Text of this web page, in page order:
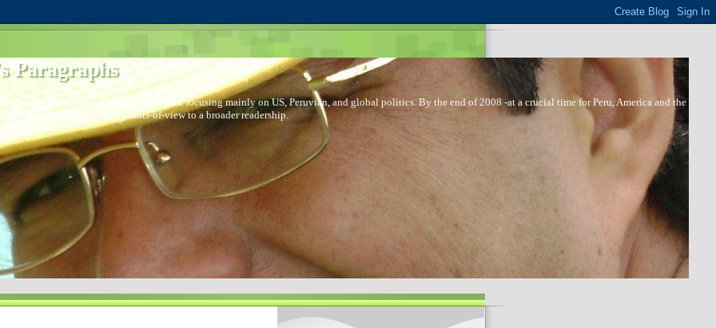
Paragraphs
I started to distribute comments via email focusing mainly on US, Peruvian, and global politics. By the end of 2008 -at a crucial time for Peru, America and the
decided to bring out those points-of-view to a broader readership.